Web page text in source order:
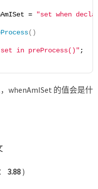
= "set when
()
in preProcess()" ;
whenAmISet 的值会是什
READ MORE
3.88 )